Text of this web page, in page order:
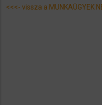
<<<- vissza a MUNKAÜGYEK